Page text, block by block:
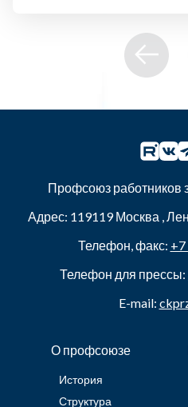
Профсоюз работников
Адрес: 119119Москва ,
Телефон, факс:
Телефон для прессы:
E-mail:
О профсоюзе
История
Структура